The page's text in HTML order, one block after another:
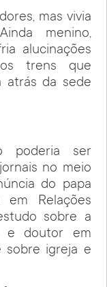
mas vivia
menino,
alucinações
trens que
atrás da sede
poderia ser
no meio
do papa
Relações
sobre a
e doutor em
sobre igreja e